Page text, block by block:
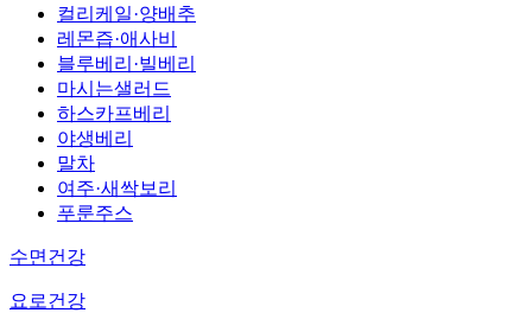
컬리케일·양배추
레몬즙·애사비
블루베리·빌베리
마시는샐러드
하스카프베리
야생베리
말차
여주·새싹보리
푸룬주스
수면건강
요로건강